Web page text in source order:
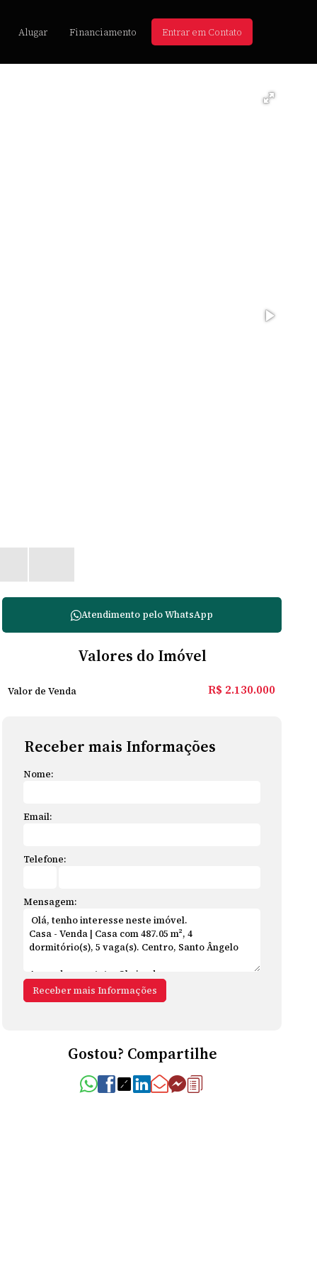
Entrar em Contato
Financiamento
Alugar
Atendimento peloWhatsApp
Valores do Imóvel
R$ 2.130.000
Valor de Venda
Receber mais Informações
Nome:
Email:
Telefone:
Mensagem:
Gostou? Compartilhe